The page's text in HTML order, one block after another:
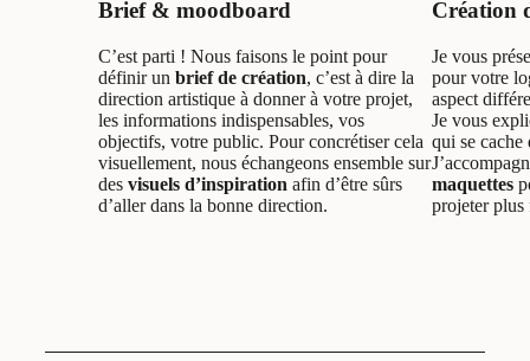
Brief & moodboard
C’est parti ! Nous faisons le point pour
définir un brief de création, c’est à dire la
direction artistique à donner à votre projet,
les informations indispensables, vos
objectifs, votre public. Pour concrétiser cela
visuellement, nous échangeons ensemble sur
des visuels d’inspiration afin d’être sûrs
d’aller dans la bonne direction.
Création
Je vous
pour votre
aspect
Je vous
qui se cache
maquettes
projeter plus